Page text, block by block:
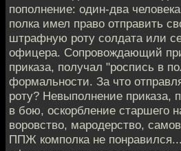
пополнение: один-два
полка имел право отправить
штрафную роту солдата или
офицера. Сопровождающий
приказа, получал "роспись в
формальности. За что
роту? Невыполнение приказа,
в бою, оскорбление старшего
воровство, мародерство,
ППЖ комполка не